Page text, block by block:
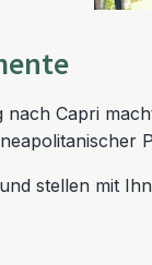
Capri
stellen mit